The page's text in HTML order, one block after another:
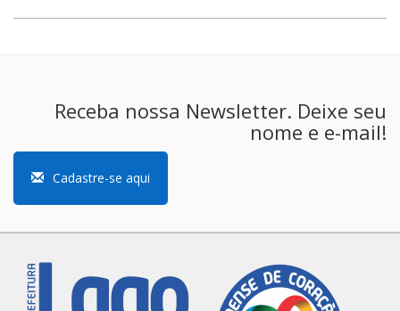
Receba nossa Newsletter. Deixe seu
nome e e-mail!
Cadastre-se aqui